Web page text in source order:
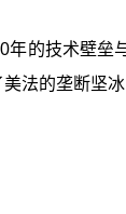
的技术壁
法的垄断坚